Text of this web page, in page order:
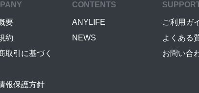
要
約
取引に基づく
報保護方針
CONTENTS
ANYLIFE
NEWS
ご利用ガ
よくある
お問い合